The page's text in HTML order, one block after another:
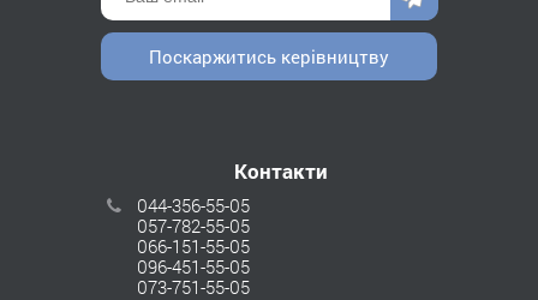
Поскаржитись керівництву
Контакти
044-356-55-05
057-782-55-05
066-151-55-05
096-451-55-05
073-751-55-05